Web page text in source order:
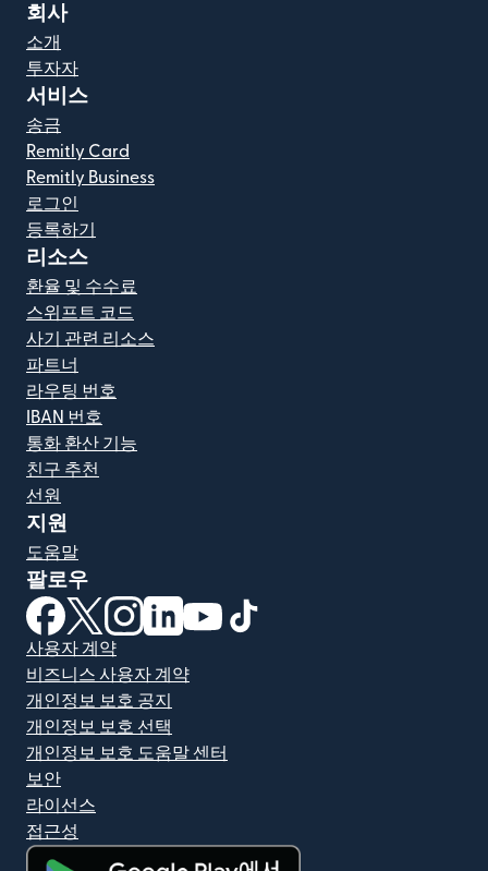
회사
소개
투자자
서비스
송금
Remitly Card
Remitly Business
로그인
등록하기
리소스
환율 및 수수료
스위프트 코드
사기 관련 리소스
파트너
라우팅 번호
IBAN 번호
통화 환산 기능
친구 추천
선원
지원
도움말
팔로우
(새 창에서 열림)
(새 창에서 열림)
(새 창에서 열림)
(새 창에서 열림)
(새 창에서 열림)
사용자 계약
비즈니스 사용자 계약
개인정보 보호 공지
개인정보 보호 선택
개인정보 보호 도움말 센터
보안
라이선스
접근성